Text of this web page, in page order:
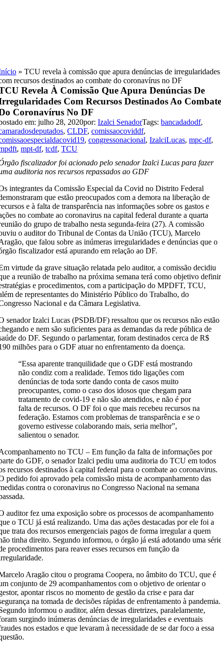
»TCU revela à comissão que apura denúncias de irregularidades
recursos destinados ao combate do coronavírus no DF
Revela À Comissão Que Apura Denúncias De
Com Recursos Destinados Ao
Coronavírus No DF
em: julho 28, 2020por:Izalci SenadorTags:bancadadodf,
,CLDF,comissaocoviddf,
,congressonacional,IzalciLucas,mpc-df,
,mpt-df,tcdf,TCU
fiscalizador foi acionado pelo senador Izalci Lucas para fazer
auditoria nos recursos repassados ao GDF
integrantes da Comissão Especial da Covid no Distrito Federal
que estão preocupados com a demora na liberação de
e à falta de transparência nas informações sobre os gastos e
no combate ao coronavirus na capital federal durante a quarta
do grupo de trabalho nesta segunda-feira (27). A comissão
o auditor do Tribunal de Contas da União (TCU), Marcelo
que falou sobre as inúmeras irregularidades e denúncias que o
fiscalizador está apurando em relação ao DF.
virtude da grave situação relatada pelo auditor, a comissão decidiu
a reunião de trabalho na próxima semana terá como objetivo definir
e procedimentos, com a participação do MPDFT, TCU,
de representantes do Ministério Público do Trabalho, do
Nacional e da Câmara Legislativa.
senador Izalci Lucas (PSDB/DF) ressaltou que os recursos não estão
e nem são suficientes para as demandas da rede pública de
do DF. Segundo o parlamentar, foram destinados cerca de R$
milhões para o GDF atuar no enfrentamento da doença.
“Essa aparente tranquilidade que o GDF está mostrando
não condiz com a realidade. Temos tido ligações com
denúncias de toda sorte dando conta de casos muito
preocupantes, como o caso dos idosos que chegam para
tratamento de covid-19 e não são atendidos, e não é por
falta de recursos. O DF foi o que mais recebeu recursos na
federação. Estamos com problemas de transparência e se o
governo estivesse colaborando mais, seria melhor”,
salientou o senador.
no TCU – Em função da falta de informações por
do GDF, o senador Izalci pediu uma auditoria do TCU em todos
recursos destinados à capital federal para o combate ao coronavirus.
pedido foi aprovado pela comissão mista de acompanhamento das
contra o coronavirus no Congresso Nacional na semana
auditor fez uma exposição sobre os processos de acompanhamento
o TCU já está realizando. Uma das ações destacadas por ele foi a
trata dos recursos emergenciais pagos de forma irregular a quem
tinha direito. Segundo informou, o órgão já está adotando uma
procedimentos para reaver esses recursos em função da
Aragão citou o programa Coopera, no âmbito do TCU, que é
conjunto de 29 acompanhamentos com o objetivo de orientar o
apontar riscos no momento de gestão da crise e para dar
na tomada de decisões rápidas de enfrentamento à pandemia.
informou o auditor, além dessas diretrizes, paralelamente,
surgindo inúmeras denúncias de irregularidades e eventuais
nos estados e que levaram à necessidade de se dar foco a essa